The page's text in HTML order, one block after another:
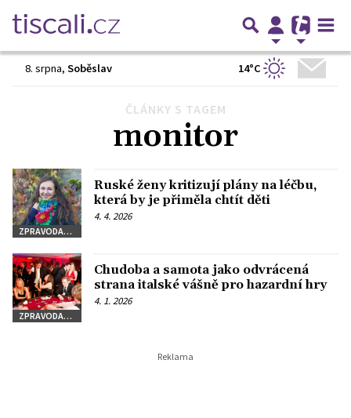
8. srpna, Soběslav 14°C
ČLÁNKY S TAGEM
monitor
ZPRAVODAJSTVÍ
Ruské ženy kritizují plány na léčbu,
která by je přiměla chtít děti
4. 4. 2026
ZPRAVODAJSTVÍ
Chudoba a samota jako odvrácená
strana italské vášně pro hazardní hry
4. 1. 2026
Další